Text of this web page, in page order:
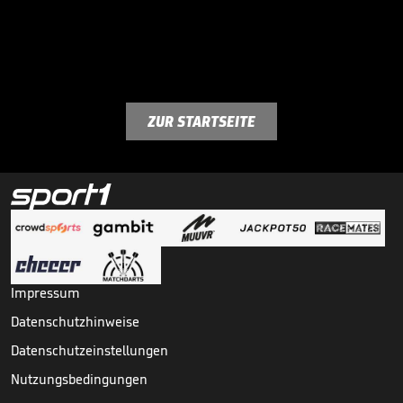
ZUR STARTSEITE
Impressum
Datenschutzhinweise
Datenschutzeinstellungen
Nutzungsbedingungen